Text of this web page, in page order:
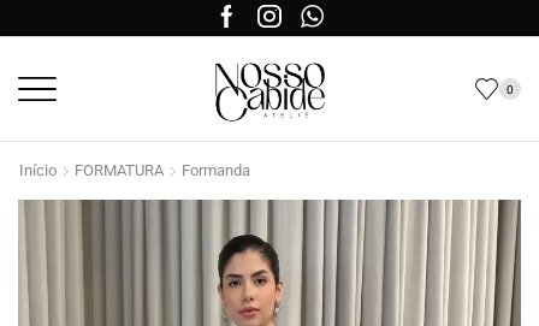
0
Início FORMATURA Formanda